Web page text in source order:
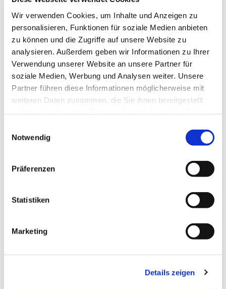
Wir verwenden Cookies, um Inhalte und Anzeigen zu
personalisieren, Funktionen für soziale Medien anbieten
zu können und die Zugriffe auf unsere Website zu
analysieren. Außerdem geben wir Informationen zu Ihrer
Verwendung unserer Website an unsere Partner für
soziale Medien, Werbung und Analysen weiter. Unsere
Partner führen diese Informationen möglicherweise mit
weiteren Daten zusammen, die Sie ihnen bereitgestellt
Notwendig
Präferenzen
Statistiken
Marketing
Details zeigen
Dies könnte Sie auch